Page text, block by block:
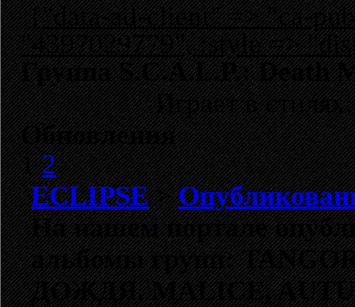
{"data-ad-client" => "ca-
"4397029779", :style =>
Группа S.C.A.L.P.: Death
Играет в
Обновления
1 2
ECLIPSE>
На нашем портале
альбомы групп:
ДОЖДЯ,MALICE,